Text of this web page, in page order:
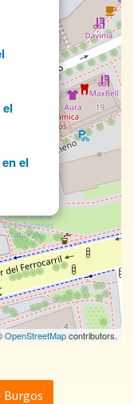
el
OpenStreetMapcontributors.
Burgos